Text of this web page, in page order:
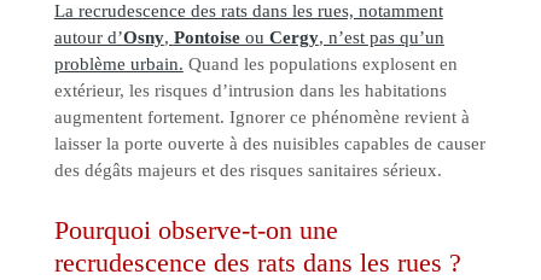
La recrudescence des rats dans les rues, notamment
autour d’Osny, Pontoiseou Cergy, n’est pas qu’un
problème urbain. Quand les populations explosent en
extérieur, les risques d’intrusion dans les habitations
augmentent fortement. Ignorer ce phénomène revient à
laisser la porte ouverte à des nuisibles capables de causer
des dégâts majeurs et des risques sanitaires sérieux.
Pourquoi observe-t-on une
recrudescence des rats dans les rues ?